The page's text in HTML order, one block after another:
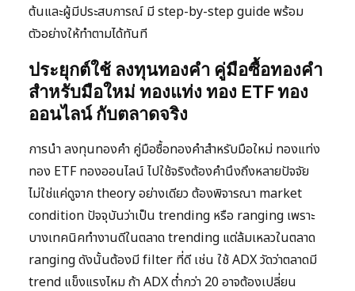
ต้นและผู้มีประสบการณ์ มี step-by-step guide พร้อม
ตัวอย่างให้ทำตามได้ทันที
ประยุกต์ใช้ ลงทุนทองคำ คู่มือซื้อทองคำ
สำหรับมือใหม่ ทองแท่ง ทอง ETF ทอง
ออนไลน์ กับตลาดจริง
การนำ ลงทุนทองคำ คู่มือซื้อทองคำสำหรับมือใหม่ ทองแท่ง
ทอง ETF ทองออนไลน์ ไปใช้จริงต้องคำนึงถึงหลายปัจจัย
ไม่ใช่แค่ดูจาก theory อย่างเดียว ต้องพิจารณา market
condition ปัจจุบันว่าเป็น trending หรือ ranging เพราะ
บางเทคนิคทำงานดีในตลาด trending แต่ล้มเหลวในตลาด
ranging ดังนั้นต้องมี filter ที่ดี เช่น ใช้ ADX วัดว่าตลาดมี
trend แข็งแรงไหม ถ้า ADX ต่ำกว่า 20 อาจต้องเปลี่ยน